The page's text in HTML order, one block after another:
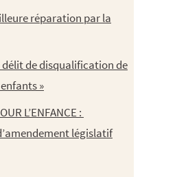
réparation par la
de disqualification de
»
L’ENFANCE :
législatif